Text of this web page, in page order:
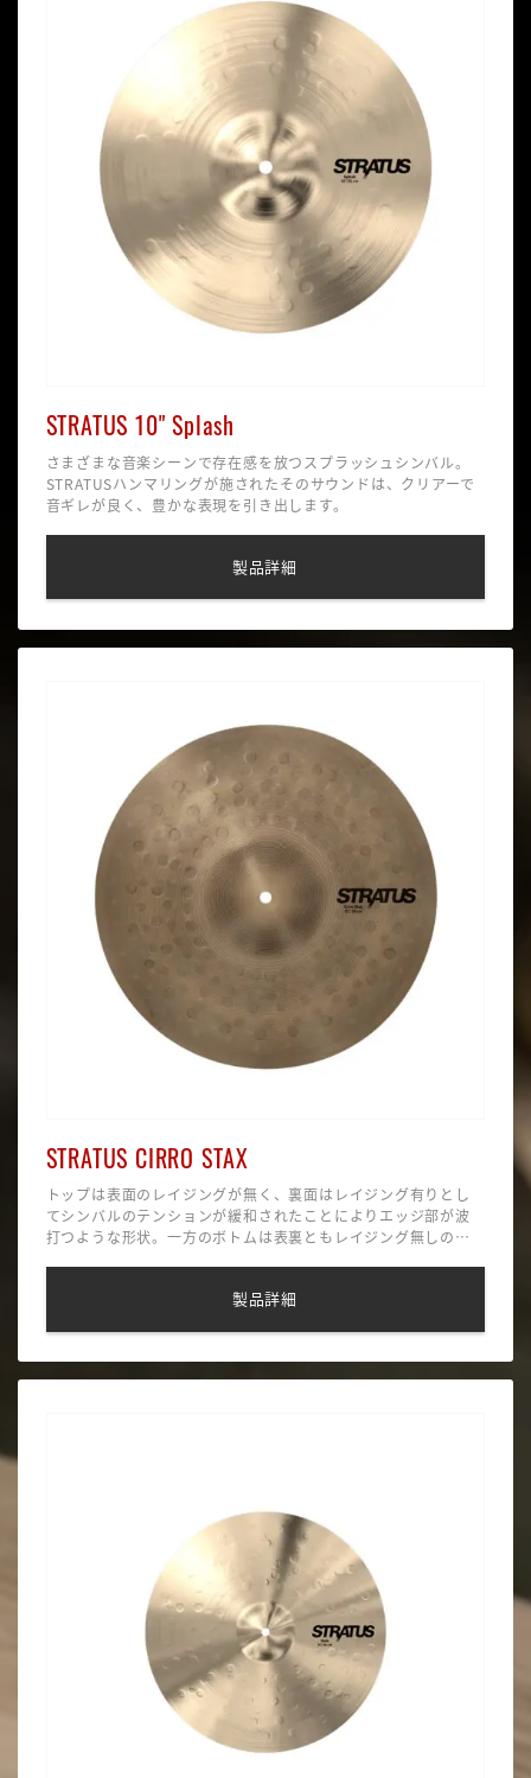
STRATUS 10" Splash
さまざまな音楽シーンで存在感を放つスプラッシュシンバル。
STRATUSハンマリングが施されたそのサウンドは、クリアーで
音ギレが良く、豊かな表現を引き出します。
製品詳細
STRATUS CIRRO STAX
トップは表面のレイジングが無く、裏面はレイジング有りとし
てシンバルのテンションが緩和されたことによりエッジ部が波
打つような形状。一方のボトムは表裏ともレイジング無しのフ
可能。またトップだけでプレイした場合は印象的な”フェイザー
製品詳細